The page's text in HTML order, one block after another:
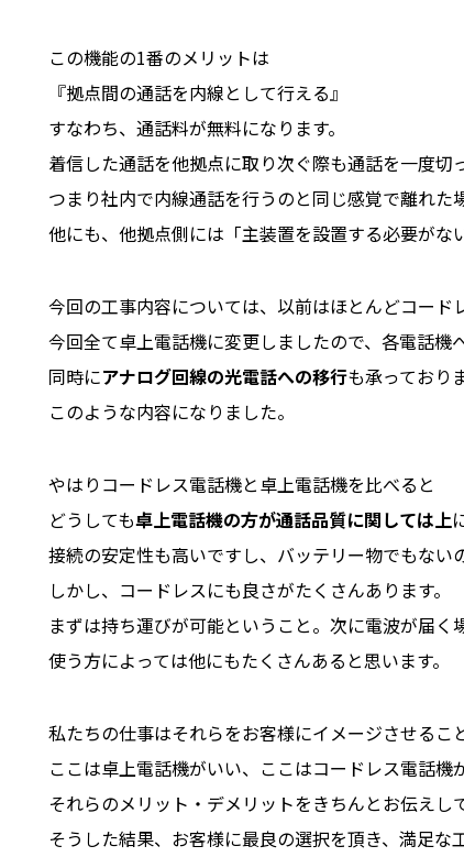
この機能の1番のメリットは
『拠点間の通話を内線として行える』
すなわち、通話料が無料になります。
着信した通話を他拠点に取り次ぐ際も通話を一度切
つまり社内で内線通話を行うのと同じ感覚で離れた
他にも、他拠点側には「主装置を設置する必要がな
今回の工事内容については、以前はほとんどコード
今回全て卓上電話機に変更しましたので、各電話機
同時にアナログ回線の光電話への移行も承っており
このような内容になりました。
やはりコードレス電話機と卓上電話機を比べると
どうしても卓上電話機の方が通話品質に関しては上
接続の安定性も高いですし、バッテリー物でもない
しかし、コードレスにも良さがたくさんあります。
まずは持ち運びが可能ということ。次に電波が届く
使う方によっては他にもたくさんあると思います。
私たちの仕事はそれらをお客様にイメージさせるこ
ここは卓上電話機がいい、ここはコードレス電話機
それらのメリット・デメリットをきちんとお伝えし
そうした結果、お客様に最良の選択を頂き、満足な